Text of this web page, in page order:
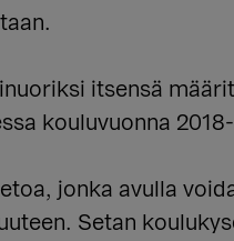
itsensä
kouluvuonna
jonka avulla
Setan